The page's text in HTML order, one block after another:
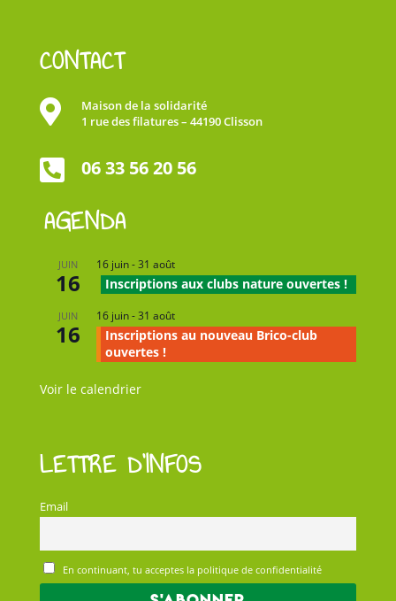
CONTACT

Maison de la solidarité
1 rue des filatures – 44190 Clisson
 06 33 56 20 56
AGENDA
JUIN
16
16 juin-31 août
Inscriptions aux clubs nature ouvertes !
JUIN
16
16 juin-31 août
Inscriptions au nouveau Brico-club
ouvertes !
Voir le calendrier
LETTRE D’INFOS
Email
En continuant, tu acceptes la politique de confidentialité